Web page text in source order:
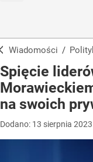
Wiadomości /
Spięcie
na swoich
Dodano: 13 sierpnia 2023